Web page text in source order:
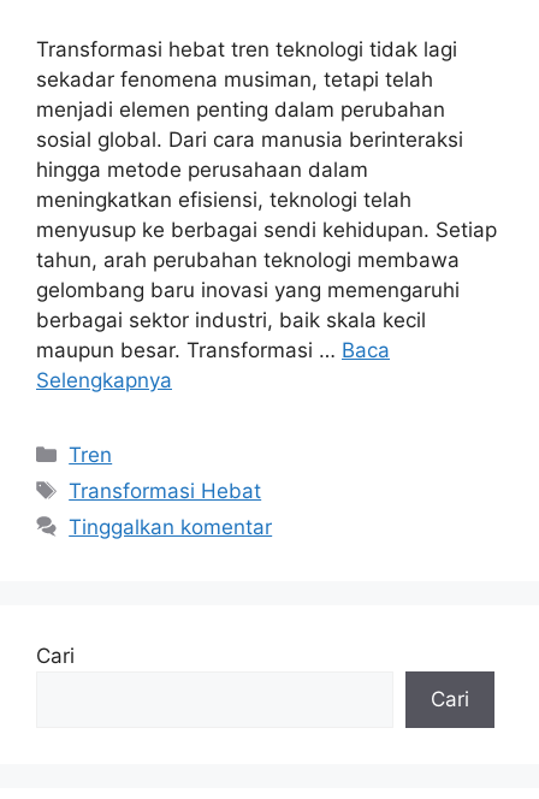
Transformasi hebat tren teknologi tidak lagi
sekadar fenomena musiman, tetapi telah
menjadi elemen penting dalam perubahan
sosial global. Dari cara manusia berinteraksi
hingga metode perusahaan dalam
meningkatkan efisiensi, teknologi telah
menyusup ke berbagai sendi kehidupan. Setiap
tahun, arah perubahan teknologi membawa
gelombang baru inovasi yang memengaruhi
berbagai sektor industri, baik skala kecil
maupun besar. Transformasi … Baca
Selengkapnya
Kategori
Tren
Tag
Transformasi Hebat
Tinggalkan komentar
Cari
Cari